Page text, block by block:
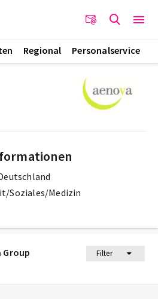
Regional Personalservice
Group
Filter
Soziales/Medizin